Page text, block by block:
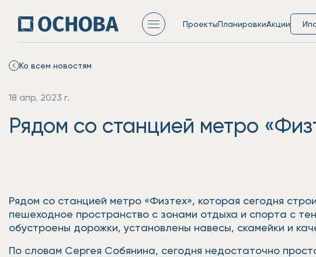
ПроектыПланировкиАкции
Ко всем новостям
18 апр. 2023 г.
Рядом со станцией метро
Рядом со станцией метро «Физтех», которая сегодня
пешеходное пространство с зонами отдыха и спорта с
обустроены дорожки, установлены навесы, скамейки и
По словам Сергея Собянина, сегодня недостаточно